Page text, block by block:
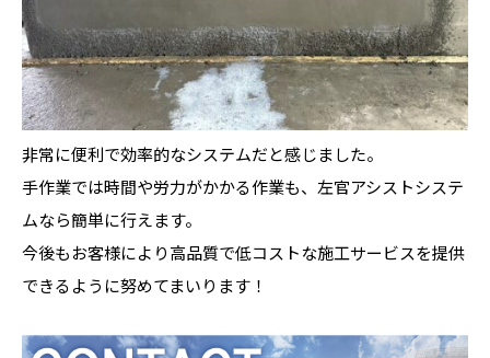
非常に便利で効率的なシステムだと感じました。
手作業では時間や労力がかかる作業も、左官アシストシステ
ムなら簡単に行えます。
今後もお客様により高品質で低コストな施工サービスを提供
できるように努めてまいります！